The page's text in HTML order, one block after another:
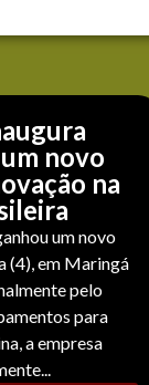
novo
na
um novo
(4), em Maringá
pelo
para
a empresa